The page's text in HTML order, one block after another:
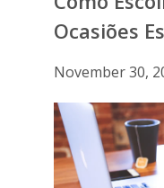
Ocasiões
November 30,